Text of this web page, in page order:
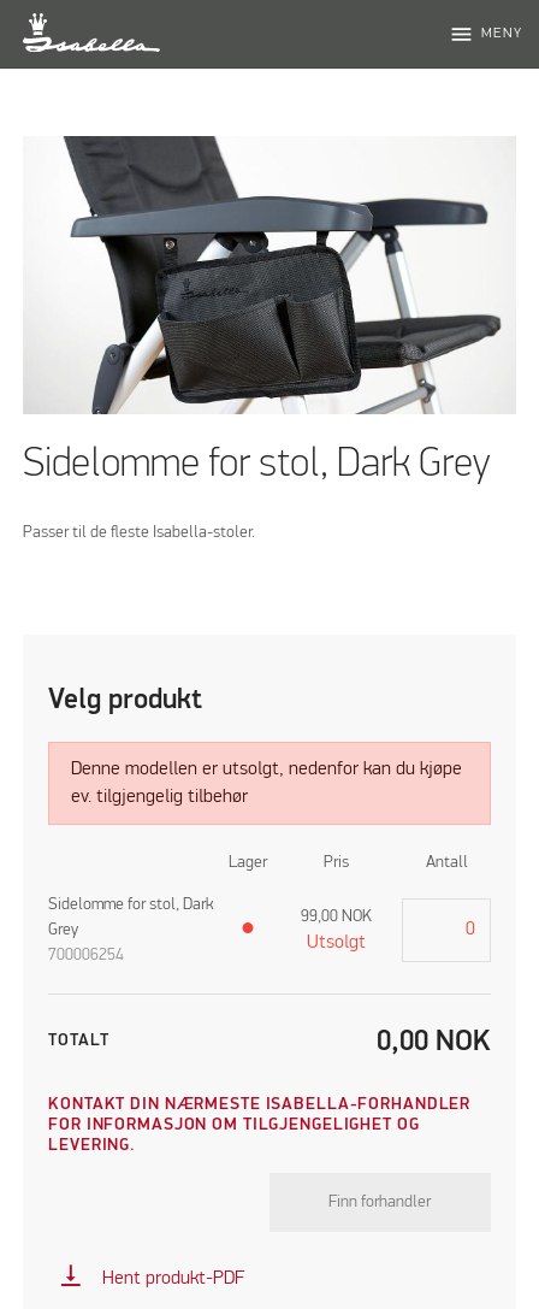
menu MENY
Sidelomme for stol, Dark Grey
Passer til de fleste Isabella-stoler.
Velg produkt
Denne modellen er utsolgt, nedenfor kan du kjøpe
ev. tilgjengelig tilbehør
Lager Pris Antall
Sidelomme for stol, Dark
Grey
700006254
●
99,00 NOK
Utsolgt
TOTALT 0,00 NOK
KONTAKT DIN NÆRMESTE ISABELLA-FORHANDLER
FOR INFORMASJON OM TILGJENGELIGHET OG
LEVERING.
Finn forhandler
vertical_align_bottom Hent produkt-PDF